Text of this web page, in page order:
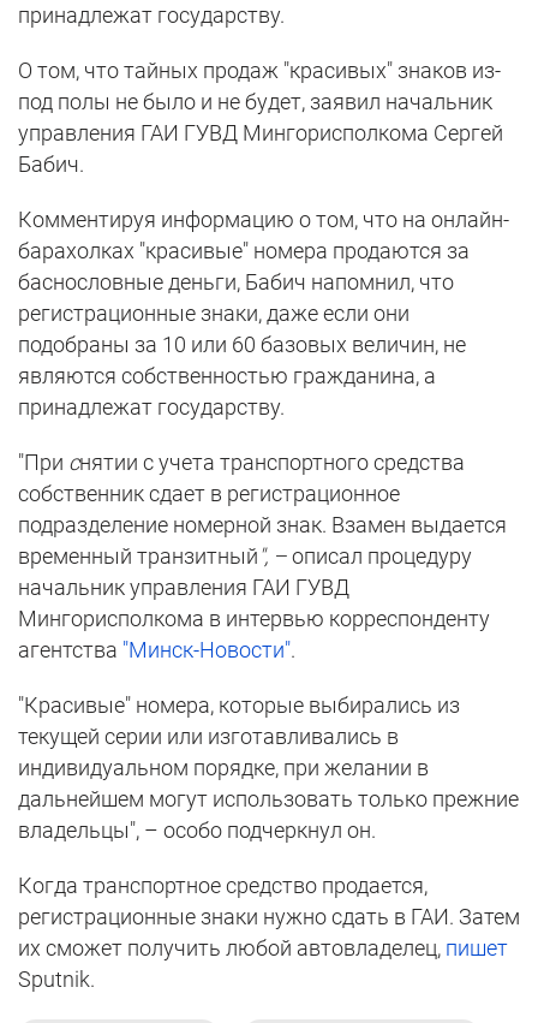
принадлежат государству.
О том, что тайных продаж "красивых" знаков из-
под полы не было и не будет, заявил начальник
управления ГАИ ГУВД Мингорисполкома Сергей
Бабич.
Комментируя информацию о том, что на онлайн-
барахолках "красивые" номера продаются за
баснословные деньги, Бабич напомнил, что
регистрационные знаки, даже если они
подобраны за 10 или 60 базовых величин, не
являются собственностью гражданина, а
принадлежат государству.
"При снятии с учета транспортного средства
собственник сдает в регистрационное
подразделение номерной знак. Взамен выдается
временный транзитный", –описал процедуру
начальник управления ГАИ ГУВД
Мингорисполкома в интервью корреспонденту
агентства "Минск-Новости".
"Красивые" номера, которые выбирались из
текущей серии или изготавливались в
индивидуальном порядке, при желании в
дальнейшем могут использовать только прежние
владельцы", – особо подчеркнул он.
Когда транспортное средство продается,
регистрационные знаки нужно сдать в ГАИ. Затем
их сможет получить любой автовладелец, пишет
Sputnik.